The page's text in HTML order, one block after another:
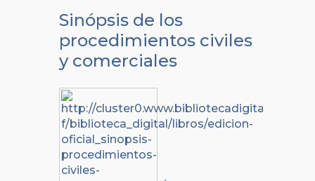
Sinópsis de los
procedimientos civiles
y comerciales